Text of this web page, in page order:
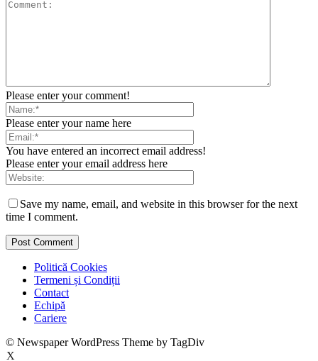
Please enter your comment!
Please enter your name here
You have entered an incorrect email address!
Please enter your email address here
Save my name, email, and website in this browser for the next
time I comment.
Politică Cookies
Termeni și Condiții
Contact
Echipă
Cariere
© Newspaper WordPress Theme by TagDiv
X